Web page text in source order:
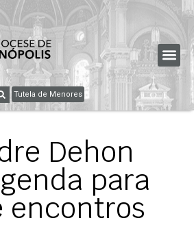
Tutela de Menores
Dehon
para
encontros